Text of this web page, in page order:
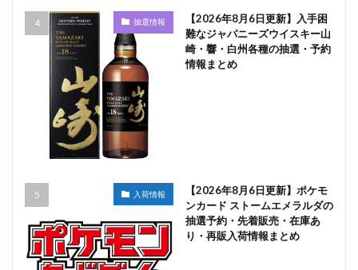
抽選情報
【2026年8月6日更新】入手困
難なジャパニーズウイスキー山
崎・響・白州各種の抽選・予約
情報まとめ
入荷情報
【2026年8月6日更新】ポケモ
ンカード ストームエメラルダの
抽選予約・先着販売・在庫あ
り・再販入荷情報まとめ